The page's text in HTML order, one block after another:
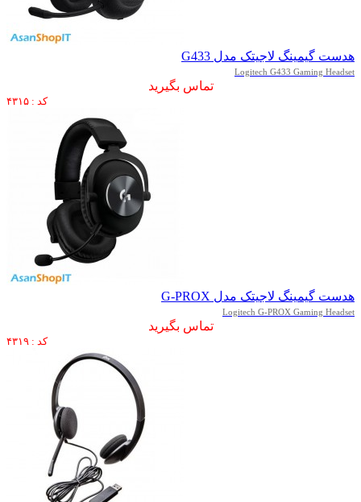
هدست گیمینگ لاجیتک مدل G433
Logitech G433 Gaming Headset
تماس بگیرید
کد : ۴۳۱۵
هدست گیمینگ لاجیتک مدل G-PROX
Logitech G-PROX Gaming Headset
تماس بگیرید
کد : ۴۳۱۹